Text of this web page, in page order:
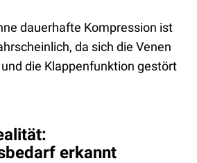
dauerhafte Kompression ist
da sich die Venen
die Klappenfunktion gestört
erkannt